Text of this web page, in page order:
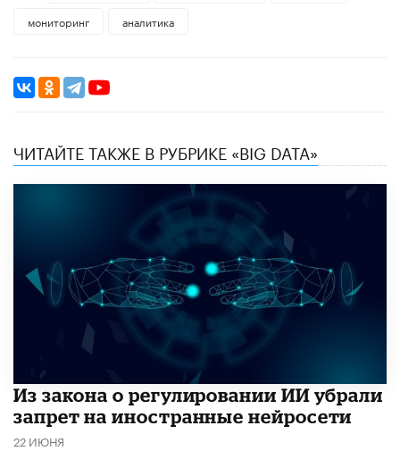
мониторинг
аналитика
ЧИТАЙТЕ ТАКЖЕ В РУБРИКЕ «BIG DATA»
Из закона о регулировании ИИ убрали
запрет на иностранные нейросети
22 ИЮНЯ